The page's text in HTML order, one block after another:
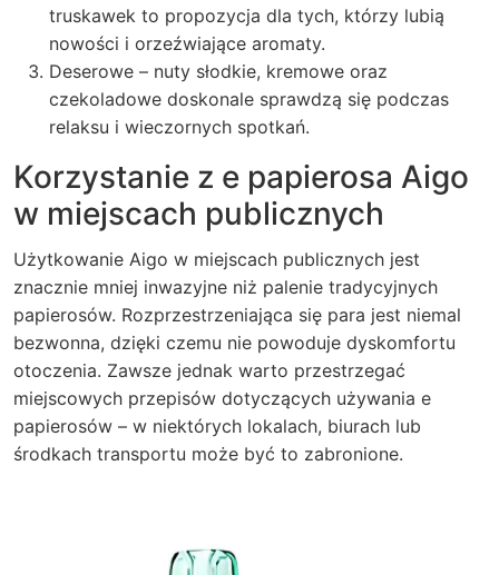
truskawek to propozycja dla tych, którzy lubią
nowości i orzeźwiające aromaty.
Deserowe – nuty słodkie, kremowe oraz
czekoladowe doskonale sprawdzą się podczas
relaksu i wieczornych spotkań.
Korzystanie z e papierosa Aigo
w miejscach publicznych
Użytkowanie Aigo w miejscach publicznych jest
znacznie mniej inwazyjne niż palenie tradycyjnych
papierosów. Rozprzestrzeniająca się para jest niemal
bezwonna, dzięki czemu nie powoduje dyskomfortu
otoczenia. Zawsze jednak warto przestrzegać
miejscowych przepisów dotyczących używania e
papierosów – w niektórych lokalach, biurach lub
środkach transportu może być to zabronione.